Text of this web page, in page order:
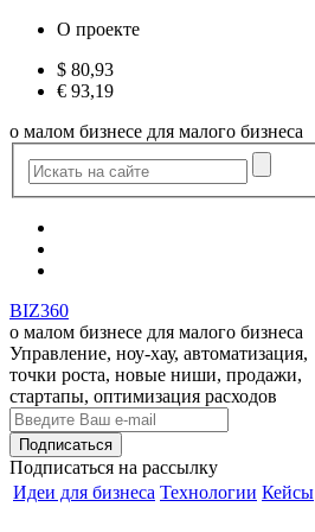
О проекте
$ 80,93
€ 93,19
о малом бизнесе для малого бизнеса
BIZ360
о малом бизнесе для малого бизнеса
Управление, ноу-хау, автоматизация,
точки роста, новые ниши, продажи,
стартапы, оптимизация расходов
Подписаться на рассылку
Идеи для бизнеса Технологии Кейсы